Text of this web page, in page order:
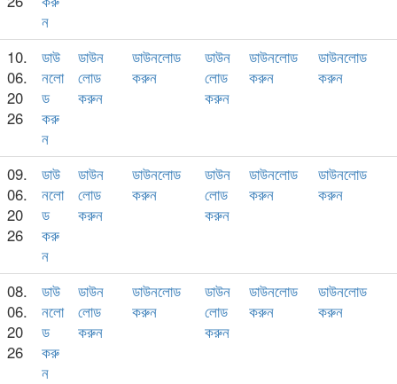
ন
10.
06.
20
26
ডাউ
নলো
ড
করু
ন
ডাউন
লোড
করুন
ডাউনলোড
করুন
ডাউন
লোড
করুন
ডাউনলোড
করুন
ডাউনলোড
করুন
09.
06.
20
26
ডাউ
নলো
ড
করু
ন
ডাউন
লোড
করুন
ডাউনলোড
করুন
ডাউন
লোড
করুন
ডাউনলোড
করুন
ডাউনলোড
করুন
08.
06.
20
26
ডাউ
নলো
ড
করু
ন
ডাউন
লোড
করুন
ডাউনলোড
করুন
ডাউন
লোড
করুন
ডাউনলোড
করুন
ডাউনলোড
করুন